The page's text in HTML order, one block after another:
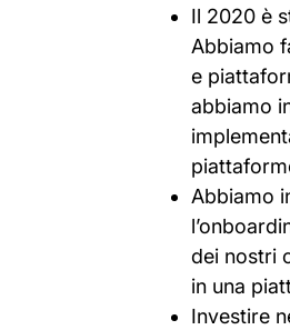
Il 2020 è
Abbiamo
e
abbiamo
Abbiamo
dei nostri
in una
Investire